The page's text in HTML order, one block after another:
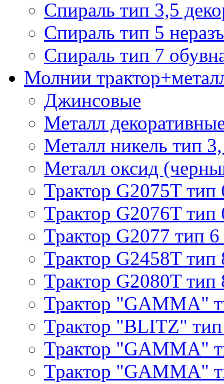
Спираль тип 3,5
Спираль тип 5
Спираль тип 7
Молнии
Джинсовые
Металл
Металл никель тип
Металл оксид
Трактор G2075T тип
Трактор G2076T тип
Трактор G2077 тип 6
Трактор G2458T тип
Трактор G2080T тип
Трактор "GAMMA"
Трактор "BLITZ"
Трактор "GAMMA"
Трактор "GAMMA"